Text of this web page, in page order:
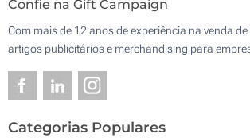
Confie na Gift Campaign
Com mais de 12 anos de experiência na venda
artigos publicitários e merchandising para
Categorias Populares